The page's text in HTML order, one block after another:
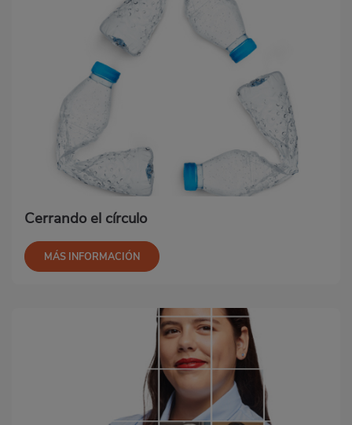
Cerrando el círculo
MÁS INFORMACIÓN